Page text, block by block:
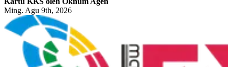
Ming. Agu 9th, 2026